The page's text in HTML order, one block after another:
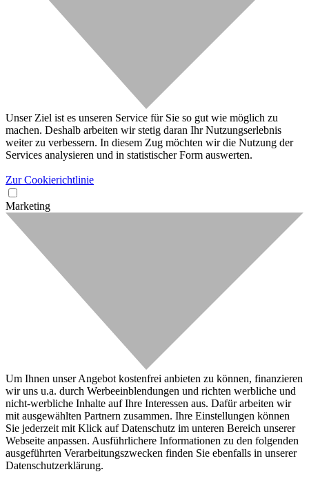
Unser Ziel ist es unseren Service für Sie so gut wie möglich zu
machen. Deshalb arbeiten wir stetig daran Ihr Nutzungserlebnis
weiter zu verbessern. In diesem Zug möchten wir die Nutzung der
Services analysieren und in statistischer Form auswerten.
Zur Cookierichtlinie
Marketing
Um Ihnen unser Angebot kostenfrei anbieten zu können, finanzieren
wir uns u.a. durch Werbeeinblendungen und richten werbliche und
nicht-werbliche Inhalte auf Ihre Interessen aus. Dafür arbeiten wir
mit ausgewählten Partnern zusammen. Ihre Einstellungen können
Sie jederzeit mit Klick auf Datenschutz im unteren Bereich unserer
Webseite anpassen. Ausführlichere Informationen zu den folgenden
ausgeführten Verarbeitungszwecken finden Sie ebenfalls in unserer
Datenschutzerklärung.